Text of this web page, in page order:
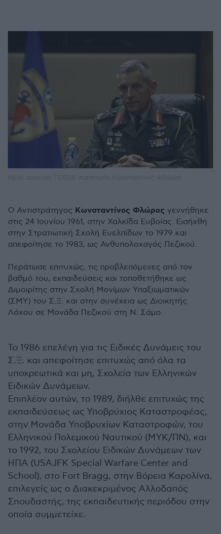
Ο Αντιστράτηγος Κωνσταντίνος Φλώρος γεννήθηκε
στις 24 Ιουνίου 1961, στην Χαλκίδα Ευβοίας. Εισήχθη
στην Στρατιωτική Σχολή Ευελπίδων το 1979 και
απεφοίτησε το 1983, ως Ανθυπολοχαγός Πεζικού.
Περάτωσε επιτυχώς, τις προβλεπόμενες από τον
βαθμό του, εκπαιδεύσεις και τοποθετήθηκε ως
Διμοιρίτης στην Σχολή Μονίμων Υπαξιωματικών
(ΣΜΥ) του Σ.Ξ. και στην συνέχεια ως Διοικητής
Λόχου σε Μονάδα Πεζικού στη Ν. Σάμο.
Το 1986 επελέγη για τις Ειδικές Δυνάμεις του
Σ.Ξ. και απεφοίτησε επιτυχώς από όλα τα
υποχρεωτικά και μη, Σχολεία των Ελληνικών
Ειδικών Δυνάμεων.
Επιπλέον αυτών, το 1989, διήλθε επιτυχώς της
εκπαιδεύσεως ως Υποβρύχιος Καταστροφέας,
στην Μονάδα Υποβρυχίων Καταστροφών, του
Ελληνικού Πολεμικού Ναυτικού (ΜΥΚ/ΠΝ), και
το 1992, του Σχολείου Ειδικών Δυνάμεων των
ΗΠΑ (USAJFK Special Warfare Center and
School), στο Fort Bragg, στην Βόρεια Καρολίνα,
επιλεγείς ως ο Διακεκριμένος Αλλοδαπός
Σπουδαστής, της εκπαιδευτικής περιόδου στην
οποία συμμετείχε.